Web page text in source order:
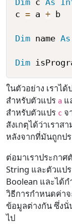
Dim c As
c = a + b
Dim name As
Dim
ในตัวอย่าง เราไ
สำหรับตัวแปร a แ
สำหรับตัวแปร c จ
สังเกตุได้ว่าเรา
หลังจากที่มันถูกป
ต่อมาเราประกา
String และตัวแปร
Boolean และได้
วิธีการกำหนดค่า
ข้อมูลต่างกัน ซึ่งนั่
ไป